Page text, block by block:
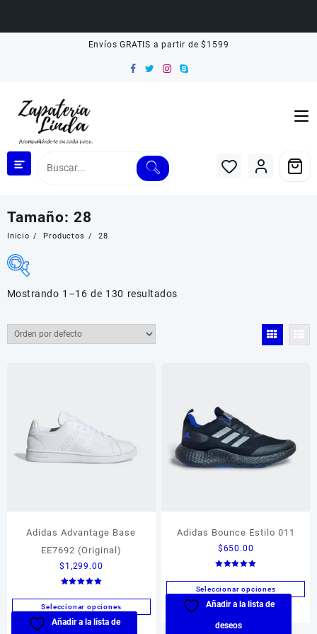
Envíos GRATIS a partir de $1599
Tamaño: 28
Inicio Productos 28
$2,099
Color del producto
Color del producto
Mostrando 1–16 de 130 resultados
Adidas Advantage Base
EE7692 (Original)
$ 1,299.00
5.00
de 5
Seleccionar opciones
Este
Añadir a la lista de
Adidas Bounce Estilo 011
$650.00
5.00
de 5
Seleccionar opciones
Este
Añadir a la lista de
deseos